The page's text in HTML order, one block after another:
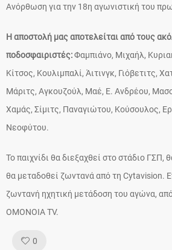
Ανόρθωση για την 18η αγωνιστική του
Η αποστολή μας αποτελείται από τους
ποδοσφαιριστές:Φαμπιάνο, Μιχαήλ,
Κίτσος, Κουλιμπαλί, Άιτινγκ, Γιόβετιτς,
Μάριτς, Αγκουζούλ, Μαέ, Ε. Ανδρέου,
Χαμάς, Σίμιτς, Παναγιώτου, Κούσουλος,
Νεοφύτου.
Το παιχνίδι θα διεξαχθεί στο στάδιο ΓΣΠ,
θα μεταδοθεί ζωντανά από τη Cytavision.
ζωντανή ηχητική μετάδοση του αγώνα,
ΟΜΟΝΟΙΑ TV.
0